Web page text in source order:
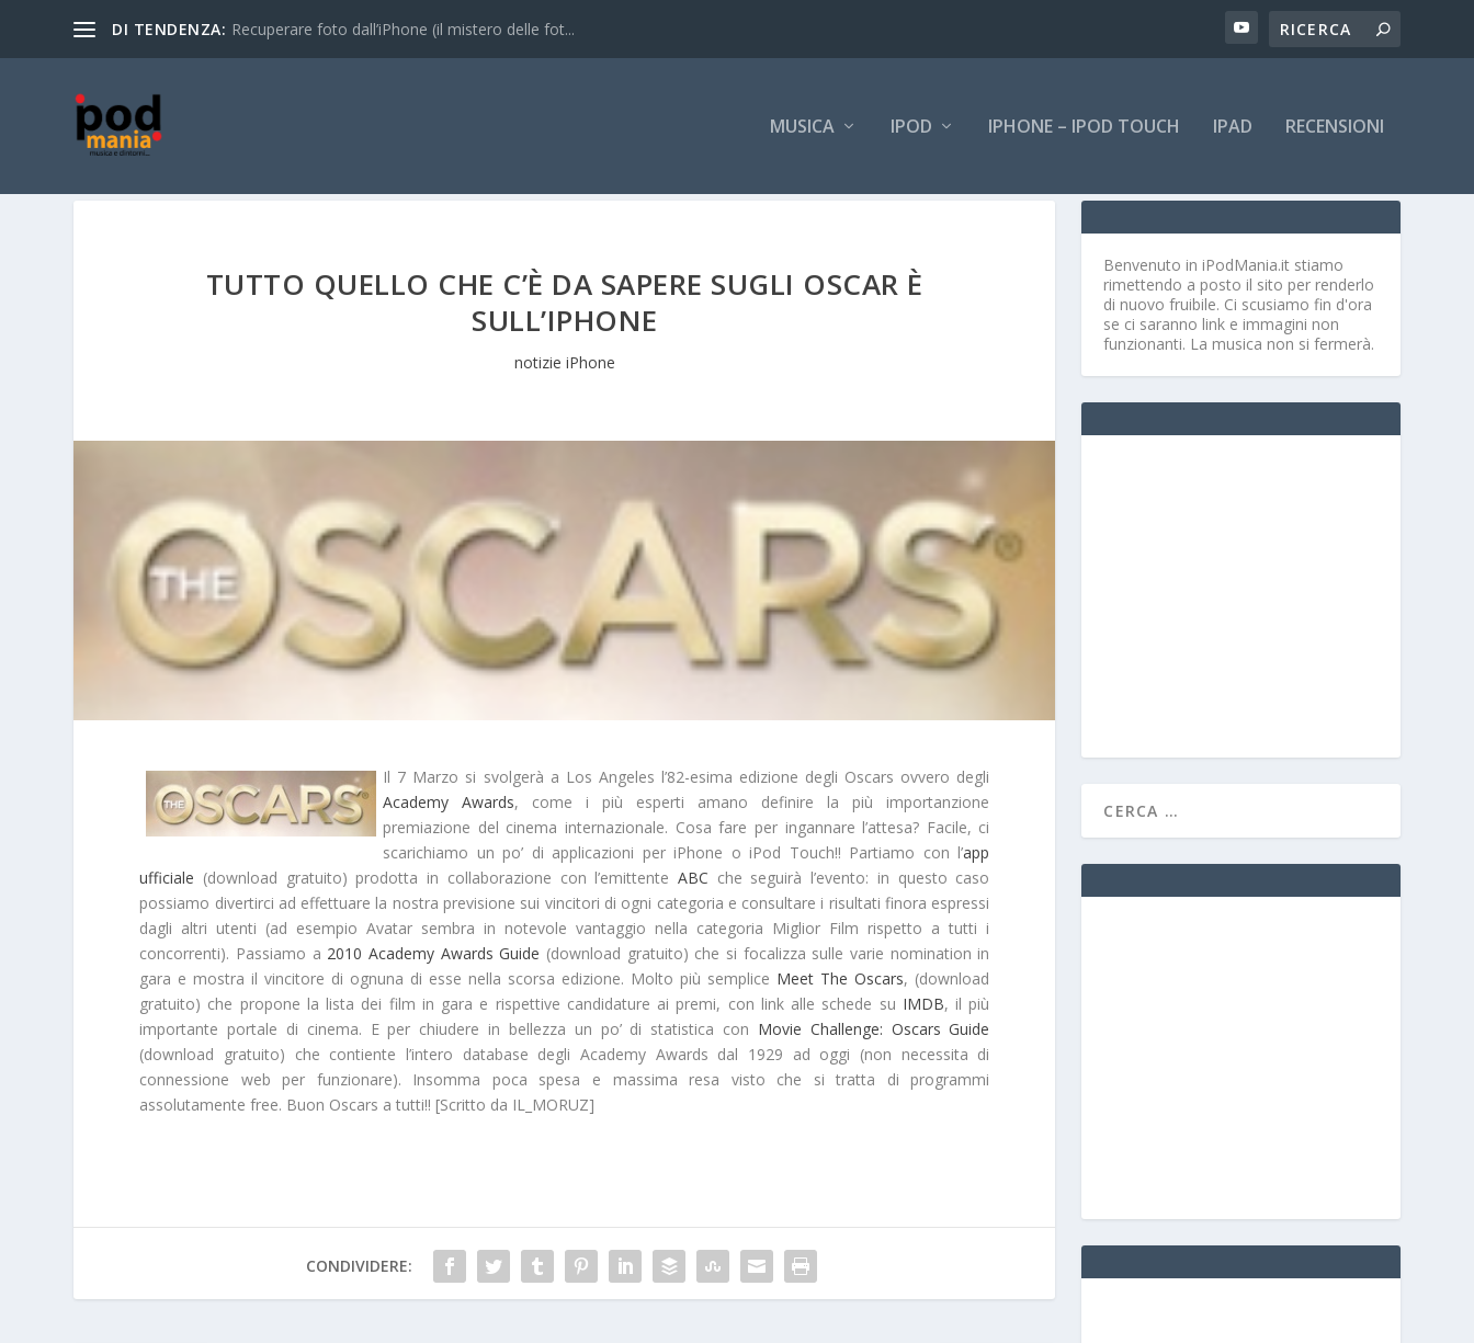
DI TENDENZA: Recuperare foto dall’iPhone (il mistero delle fot...
MUSICA IPOD IPHONE – IPOD TOUCH IPAD RECENSIONI
TUTTO QUELLO CHE C’È DA SAPERE SUGLI OSCAR È
SULL’IPHONE
notizie iPhone
Il 7 Marzo si svolgerà a Los Angeles l’82-esima edizione degli Oscars ovvero degli
Academy Awards, come i più esperti amano definire la più importanzione
premiazione del cinema internazionale. Cosa fare per ingannare l’attesa? Facile, ci
scarichiamo un po’ di applicazioni per iPhone o iPod Touch!! Partiamo con l’app
ufficiale (download gratuito) prodotta in collaborazione con l’emittenteABC che seguirà l’evento: in questo caso
possiamo divertirci ad effettuare la nostra previsione sui vincitori di ogni categoria e consultare i risultati finora espressi
dagli altri utenti (ad esempioAvatar sembra in notevole vantaggio nella categoria Miglior Film rispetto a tutti i
concorrenti). Passiamo a 2010 Academy Awards Guide (download gratuito) che si focalizza sulle varie nomination in
gara e mostra il vincitore di ognuna di esse nella scorsa edizione. Molto più semplice Meet The Oscars, (download
gratuito) che propone la lista dei film in gara e rispettive candidature ai premi, con link alle schede su IMDB, il più
importante portale di cinema. E per chiudere in bellezza un po’ di statistica con Movie Challenge: Oscars Guide
(download gratuito) che contiente l’intero database degli Academy Awards dal 1929 ad oggi (non necessita di
connessione web per funzionare). Insomma poca spesa e massima resa visto che si tratta di programmi
assolutamentefree. Buon Oscars a tutti!! [Scritto da IL_MORUZ]
CONDIVIDERE:
Benvenuto in iPodMania.it stiamo
rimettendo a posto il sito per renderlo
di nuovo fruibile. Ci scusiamo fin d'ora
se ci saranno link e immagini non
funzionanti. La musica non si fermerà.